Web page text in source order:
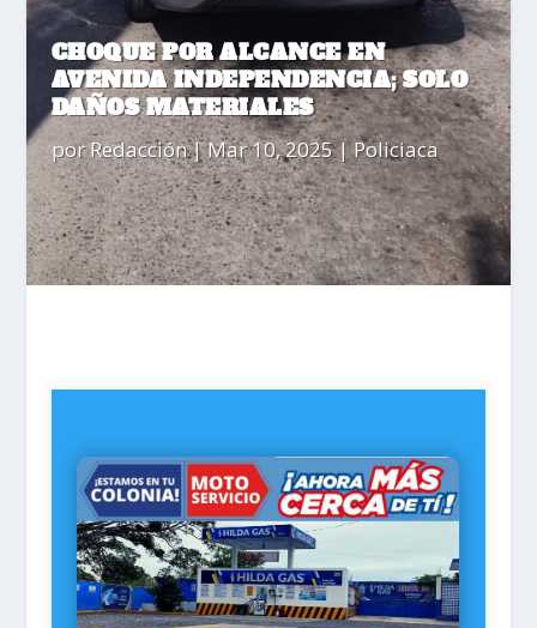
CHOQUE POR ALCANCE EN
AVENIDA INDEPENDENCIA; SOLO
DAÑOS MATERIALES
porRedacción|Mar 10, 2025|Policiaca